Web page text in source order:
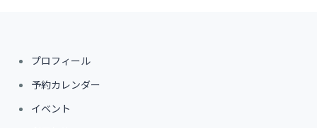
プロフィール
予約カレンダー
イベント